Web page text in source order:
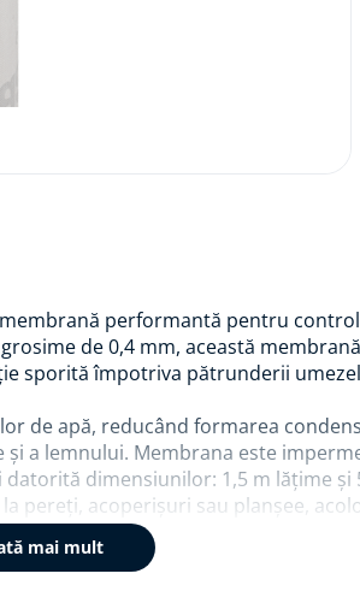
performantă pentru
de 0,4 mm, această
sporită împotriva pătrunderii
de apă, reducând formarea
a lemnului. Membrana este
dimensiunilor: 1,5 m lățime și
pereți, acoperișuri sau planșee,
mai mult